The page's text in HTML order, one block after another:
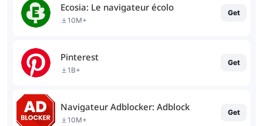
Ecosia: Le navigateur écolo
10M+
Get
Pinterest
1B+
Get
Navigateur Adblocker: Adblock
10M+
Get